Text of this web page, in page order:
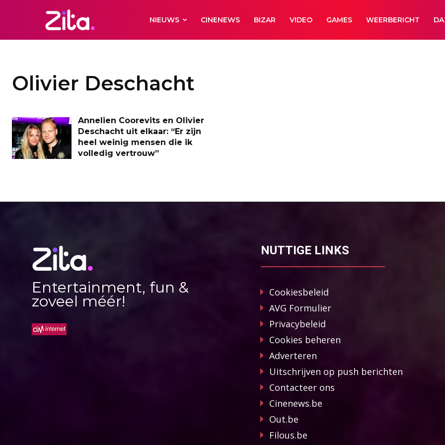
NIEUWS CINENEWS BIZAR VIDEO GAMES WEERBERICHT
Olivier Deschacht
Annelien Coorevits en Olivier
Deschacht uit elkaar: “Er zijn
heel weinig mensen die ik
volledig vertrouw”
Entertainment, fun &
zoveel méér!
NUTTIGE LINKS
Cookiesbeleid
AVG Formulier
Privacybeleid
Cookies beheren
Adverteren
Uitschrijven op push berichten
Contacteer ons
Cinenews.be
Out.be
Filous.be